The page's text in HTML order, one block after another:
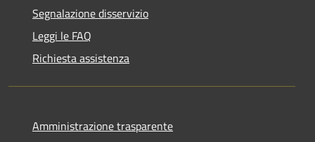
Segnalazione disservizio
Leggi le FAQ
Richiesta assistenza
Amministrazione trasparente